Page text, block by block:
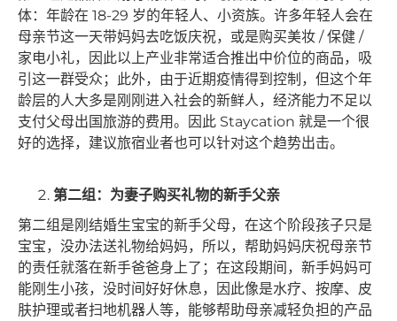
体：年龄在 18-29 岁的年轻人、小资族。许多年轻人会在
母亲节这一天带妈妈去吃饭庆祝，或是购买美妆 / 保健 /
家电小礼，因此以上产业非常适合推出中价位的商品，吸
引这一群受众；此外，由于近期疫情得到控制，但这个年
龄层的人大多是刚刚进入社会的新鲜人，经济能力不足以
支付父母出国旅游的费用。因此 Staycation 就是一个很
好的选择，建议旅宿业者也可以针对这个趋势出击。
第二组：为妻子购买礼物的新手父亲
第二组是刚结婚生宝宝的新手父母，在这个阶段孩子只是
宝宝，没办法送礼物给妈妈，所以，帮助妈妈庆祝母亲节
的责任就落在新手爸爸身上了；在这段期间，新手妈妈可
能刚生小孩，没时间好好休息，因此像是水疗、按摩、皮
肤护理或者扫地机器人等，能够帮助母亲减轻负担的产品